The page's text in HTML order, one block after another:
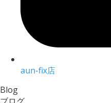
aun-fix店
Blog